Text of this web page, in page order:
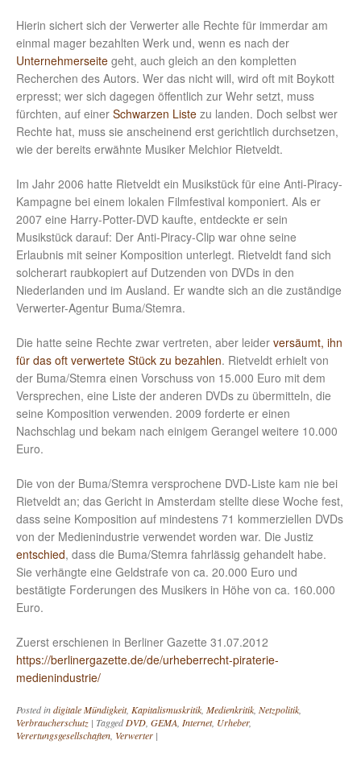
Hierin sichert sich der Verwerter alle Rechte für immerdar am
einmal mager bezahlten Werk und, wenn es nach der
Unternehmerseite geht, auch gleich an den kompletten
Recherchen des Autors. Wer das nicht will, wird oft mit Boykott
erpresst; wer sich dagegen öffentlich zur Wehr setzt, muss
fürchten, auf einer Schwarzen Liste zu landen. Doch selbst wer
Rechte hat, muss sie anscheinend erst gerichtlich durchsetzen,
wie der bereits erwähnte Musiker Melchior Rietveldt.
Im Jahr 2006 hatte Rietveldt ein Musikstück für eine Anti-Piracy-
Kampagne bei einem lokalen Filmfestival komponiert. Als er
2007 eine Harry-Potter-DVD kaufte, entdeckte er sein
Musikstück darauf: Der Anti-Piracy-Clip war ohne seine
Erlaubnis mit seiner Komposition unterlegt. Rietveldt fand sich
solcherart raubkopiert auf Dutzenden von DVDs in den
Niederlanden und im Ausland. Er wandte sich an die zuständige
Verwerter-Agentur Buma/Stemra.
Die hatte seine Rechte zwar vertreten, aber leider versäumt, ihn
für das oft verwertete Stück zu bezahlen. Rietveldt erhielt von
der Buma/Stemra einen Vorschuss von 15.000 Euro mit dem
Versprechen, eine Liste der anderen DVDs zu übermitteln, die
seine Komposition verwenden. 2009 forderte er einen
Nachschlag und bekam nach einigem Gerangel weitere 10.000
Euro.
Die von der Buma/Stemra versprochene DVD-Liste kam nie bei
Rietveldt an; das Gericht in Amsterdam stellte diese Woche fest,
dass seine Komposition auf mindestens 71 kommerziellen DVDs
von der Medienindustrie verwendet worden war. Die Justiz
entschied, dass die Buma/Stemra fahrlässig gehandelt habe.
Sie verhängte eine Geldstrafe von ca. 20.000 Euro und
bestätigte Forderungen des Musikers in Höhe von ca. 160.000
Euro.
Zuerst erschienen in Berliner Gazette 31.07.2012
https://berlinergazette.de/de/urheberrecht-piraterie-
medienindustrie/
Posted indigitale Mündigkeit, Kapitalismuskritik, Medienkritik, Netzpolitik,
Verbraucherschutz | TaggedDVD, GEMA, Internet, Urheber,
Verertungsgesellschaften, Verwerter |